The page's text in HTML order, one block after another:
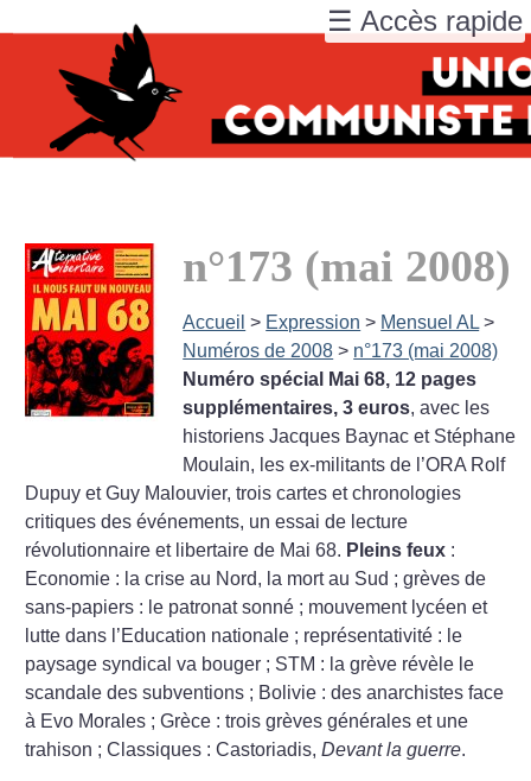
n°173 (mai 2008)
Accueil > Expression > Mensuel AL >
Numéros de 2008 > n°173 (mai 2008)
Numéro spécial Mai 68, 12 pages
supplémentaires, 3 euros, avec les
historiens Jacques Baynac et Stéphane
Moulain, les ex-militants de l’ORA Rolf
Dupuy et Guy Malouvier, trois cartes et chronologies
critiques des événements, un essai de lecture
révolutionnaire et libertaire de Mai 68. Pleins feux :
Economie : la crise au Nord, la mort au Sud ; grèves de
sans-papiers : le patronat sonné ; mouvement lycéen et
lutte dans l’Education nationale ; représentativité : le
paysage syndical va bouger ; STM : la grève révèle le
scandale des subventions ; Bolivie : des anarchistes face
à Evo Morales ; Grèce : trois grèves générales et une
trahison ; Classiques : Castoriadis,Devant la guerre.
☰ Accès rapide